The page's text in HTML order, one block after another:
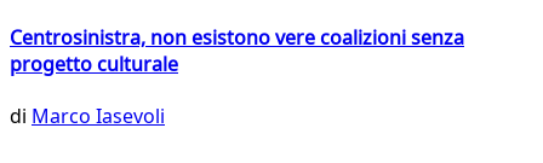
Centrosinistra, non esistono vere coalizioni senza
progetto culturale
di Marco Iasevoli